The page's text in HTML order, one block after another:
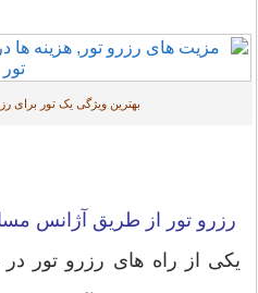
بهترین ویژگی یک تور برای
رزرو تور از طریق آژانس
یکی از راه های رزرو تور